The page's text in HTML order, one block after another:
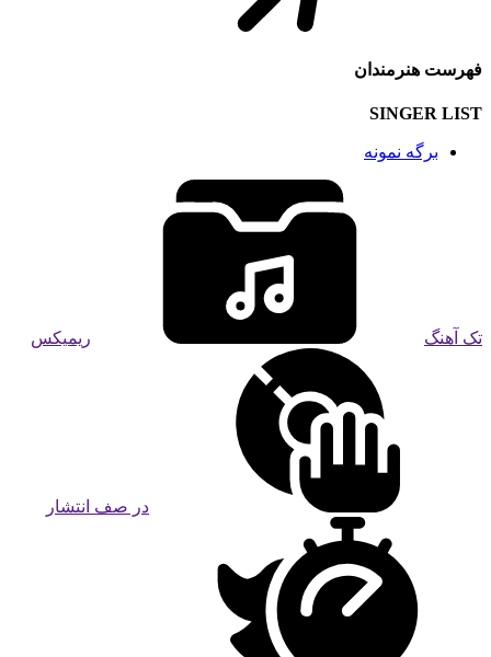
فهرست هنرمندان
SINGER LIST
برگه نمونه
تک آهنگ ریمیکس
در صف انتشار